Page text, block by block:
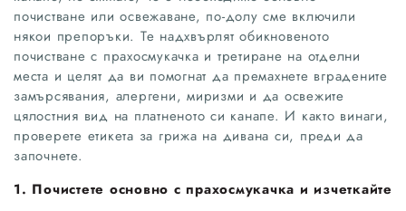
почистване или освежаване, по-долу сме включили
някои препоръки. Те надхвърлят обикновеното
почистване с прахосмукачка и третиране на отделни
места и целят да ви помогнат да премахнете вградените
замърсявания, алергени, миризми и да освежите
цялостния вид на платненото си канапе. И както винаги,
проверете етикета за грижа на дивана си, преди да
започнете.
1. Почистете основно с прахосмукачка и изчеткайте